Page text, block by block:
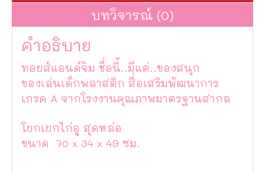
บทวิจารณ์ (0)
คำอธิบาย
ทอยส์แอนด์จิม ชื่อนี้..มีแต่..ของสนุก
ของเล่นเด็กพลาสติก สื่อเสริมพัฒนาการ
เกรด A จากโรงงานคุณภาพมาตรฐานสากล
โยกเยกไก่อู สุดหล่อ
ขนาด 70 x 34 x 49 ซม.